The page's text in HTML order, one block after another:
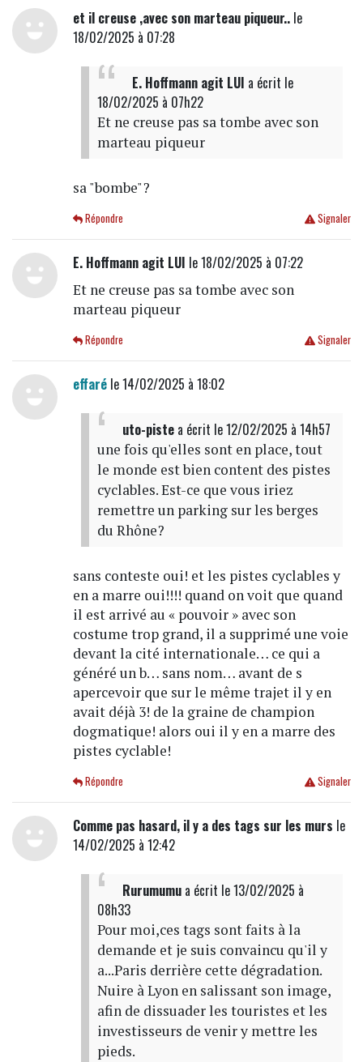
et il creuse ,avec son marteau piqueur..le
18/02/2025 à 07:28
E. Hoffmann agit LUI a écrit le
18/02/2025 à 07h22
Et ne creuse pas sa tombe avec son
marteau piqueur
sa "bombe"?
Signaler
Répondre
E. Hoffmann agit LUI le 18/02/2025 à 07:22
Et ne creuse pas sa tombe avec son
marteau piqueur
Signaler
Répondre
effaréle 14/02/2025 à 18:02
uto-pistea écrit le 12/02/2025 à 14h57
une fois qu'elles sont en place, tout
le monde est bien content des pistes
cyclables. Est-ce que vous iriez
remettre un parking sur les berges
du Rhône?
sans conteste oui! et les pistes cyclables y
en a marre oui!!!! quand on voit que quand
il est arrivé au « pouvoir » avec son
costume trop grand, il a supprimé une voie
devant la cité internationale… ce qui a
généré un b… sans nom… avant de s
apercevoir que sur le même trajet il y en
avait déjà 3! de la graine de champion
dogmatique! alors oui il y en a marre des
pistes cyclable!
Signaler
Répondre
Comme pas hasard, il y a des tags sur les murs le
14/02/2025 à 12:42
Rurumumua écrit le 13/02/2025 à
08h33
Pour moi,ces tags sont faits à la
demande et je suis convaincu qu'il y
a...Paris derrière cette dégradation.
Nuire à Lyon en salissant son image,
afin de dissuader les touristes et les
investisseurs de venir y mettre les
pieds.